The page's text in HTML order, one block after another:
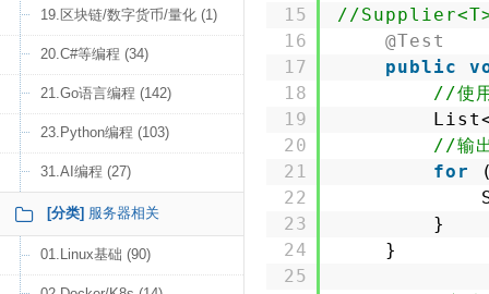
19.区块链/数字货币/量化 (1)
20.C#等编程 (34)
21.Go语言编程 (142)
23.Python编程 (103)
31.AI编程 (27)
[分类] 服务器相关
01.Linux基础 (90)
15
16
17
18
19
20
21
22
23
24
25
//Supplier<T>
@Test
public
//使
//输
for
}
}